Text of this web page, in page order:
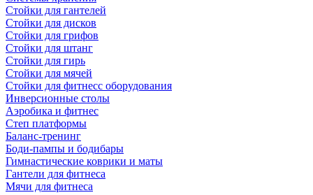
Стойки для гантелей
Стойки для дисков
Стойки для грифов
Стойки для штанг
Стойки для гирь
Стойки для мячей
Стойки для фитнесс оборудования
Инверсионные столы
Аэробика и фитнес
Степ платформы
Баланс-тренинг
Боди-пампы и бодибары
Гимнастические коврики и маты
Гантели для фитнеса
Мячи для фитнеса